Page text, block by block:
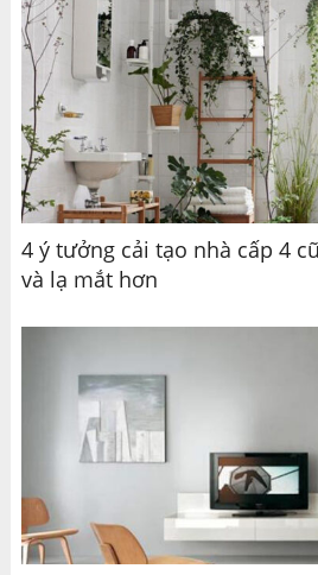
4 ý tưởng cải tạo nhà cấp 4
và lạ mắt hơn